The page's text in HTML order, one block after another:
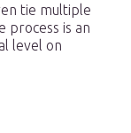
tie multiple
process is an
level on